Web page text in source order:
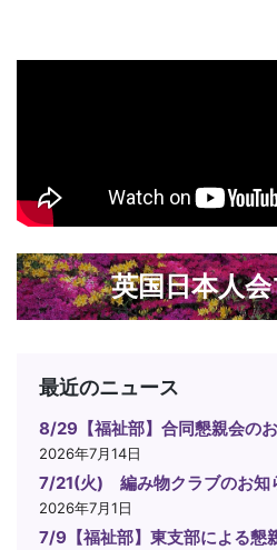
英国日本人
最近のニュース
8/29【福祉部】合同懇親会の
2026年7月14日
7/21(火) 編み物クラブのお知
2026年7月1日
7/9【福祉部】東支部による懇